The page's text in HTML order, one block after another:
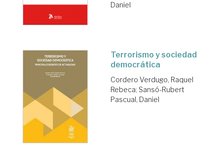
Daniel
Terrorismo y sociedad
democrática
Cordero Verdugo, Raquel
Rebeca; Sansó-Rubert
Pascual, Daniel